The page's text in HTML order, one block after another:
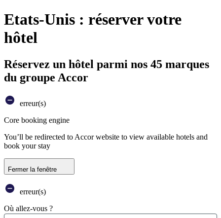
Etats-Unis : réserver votre
hôtel
Réservez un hôtel parmi nos 45 marques
du groupe Accor
erreur(s)
Core booking engine
You’ll be redirected to Accor website to view available hotels and
book your stay
Fermer la fenêtre
erreur(s)
Où allez-vous ?